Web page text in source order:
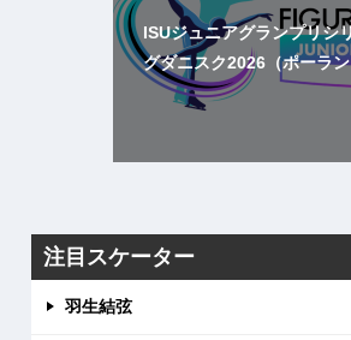
ISUジュニアグランプリ
グダニスク2026（ポーラ
注目スケーター
羽生結弦